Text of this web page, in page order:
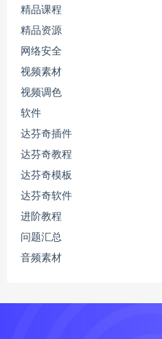
精品课程
精品资源
网络安全
视频素材
视频调色
软件
达芬奇插件
达芬奇教程
达芬奇模板
达芬奇软件
进阶教程
问题汇总
音频素材